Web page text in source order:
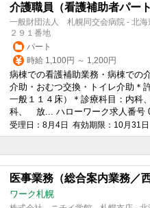
介護職員（看護補助者パート
一般財団法人 札幌同交会病院 - 北海
２９１番地
パート
時給 1,100円 ～ 1,200円
病棟での看護補助業務・病棟での
介助・おむつ交換・トイレ介助＊
一般１１４床）＊診療科目：内科
科、 放... ハローワーク求人番号
受理日：8月4日 有効期限：10月31日
医事業務（総合案内業務／
ワーク札幌